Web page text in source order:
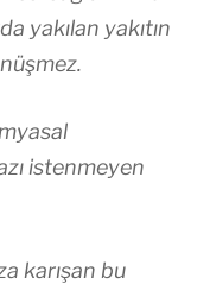
yakılan yakıtın
istenmeyen
karışan bu